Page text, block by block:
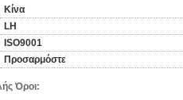
Κίνα
LH
ISO9001
Προσαρμόστε
Όροι: